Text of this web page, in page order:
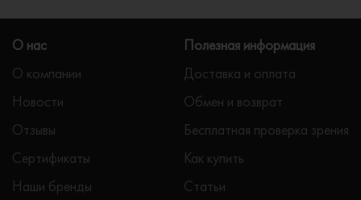
О нас
О компании
Новости
Отзывы
Сертификаты
Наши бренды
Полезная информация
Доставка и оплата
Обмен и возврат
Бесплатная проверка зрения
Как купить
Статьи